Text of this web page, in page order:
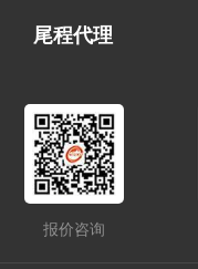
一件代发
FBA中转
贴标换标
拆柜/存储
尾程代理
报价咨询